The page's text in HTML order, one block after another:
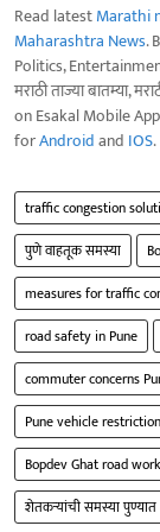
Read latestMarathi
Maharashtra News.
Politics,
मराठी ताज्या बातम्या,
on Esakal Mobile
forAndroidand IOS.
traffic congestion
पुणे वाहतूक समस्या
measures for traffic
road safety in Pune
commuter concerns
Pune vehicle
Bopdev Ghat road work
शेतकऱ्यांची समस्या पुण्यात